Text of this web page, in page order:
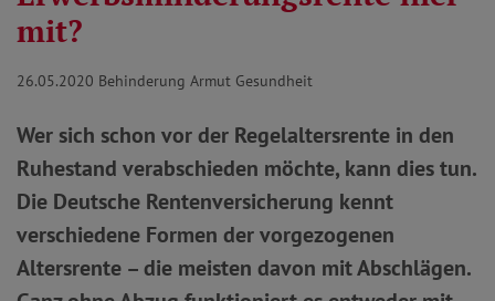
mit?
26.05.2020 Behinderung Armut Gesundheit
Wer sich schon vor der Regelaltersrente in den
Ruhestand verabschieden möchte, kann dies tun.
Die Deutsche Rentenversicherung kennt
verschiedene Formen der vorgezogenen
Altersrente – die meisten davon mit Abschlägen.